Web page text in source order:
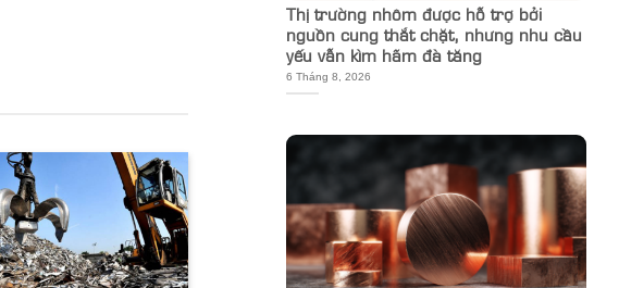
Thị trường nhôm được hỗ trợ bởi
nguồn cung thắt chặt, nhưng nhu cầu
yếu vẫn kìm hãm đà tăng
6 Tháng 8, 2026